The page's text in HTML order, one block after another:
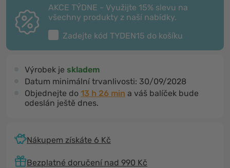
AKCE TÝDNE - Využijte 15% slevu na
všechny produkty z naší nabídky.
Zadejte kód TYDEN15 do košíku
Výrobek je skladem
Datum minimální trvanlivosti: 30/09/2028
Objednejte do 13 h 26 min a váš balíček bude
odeslán ještě dnes.
Nákupem získáte 6 Kč
Bezplatné doručení nad 990 Kč